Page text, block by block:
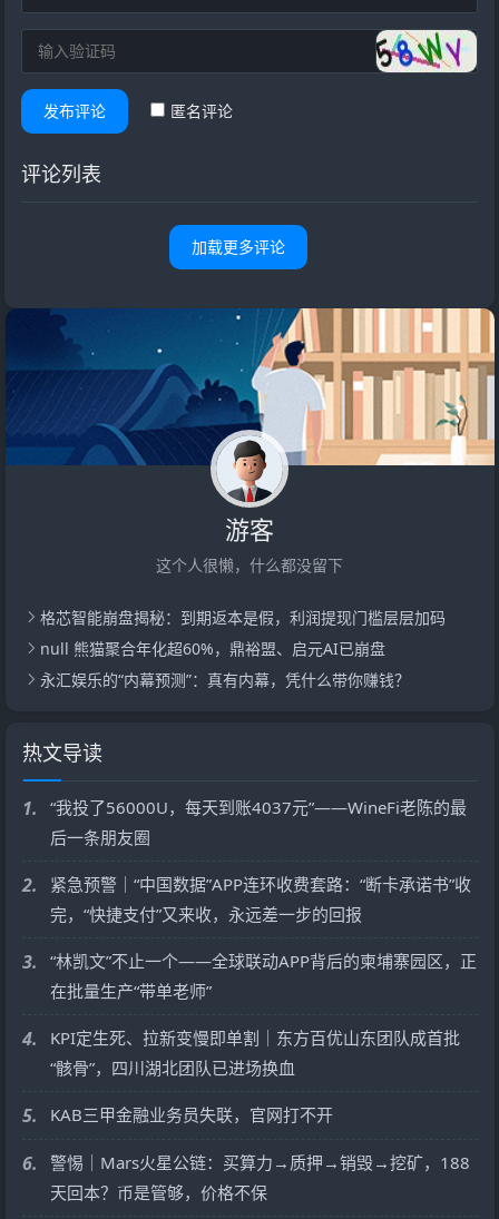
发布评论 匿名评论
评论列表
加载更多评论
游客
这个人很懒，什么都没留下
格芯智能崩盘揭秘：到期返本是假，利润提现门槛层层加码
null 熊猫聚合年化超60%，鼎裕盟、启元AI已崩盘
永汇娱乐的“内幕预测”：真有内幕，凭什么带你赚钱？
热文导读
1.
“我投了56000U，每天到账4037元”——WineFi老陈的最
后一条朋友圈
2.
紧急预警｜“中国数据”APP连环收费套路：“断卡承诺书”收
完，“快捷支付”又来收，永远差一步的回报
3.
“林凯文”不止一个——全球联动APP背后的柬埔寨园区，正
在批量生产“带单老师”
4.
KPI定生死、拉新变慢即单割｜东方百优山东团队成首批
“骸骨”，四川湖北团队已进场换血
5. KAB三甲金融业务员失联，官网打不开
6.
警惕｜Mars火星公链：买算力→质押→销毁→挖矿，188
天回本？币是管够，价格不保